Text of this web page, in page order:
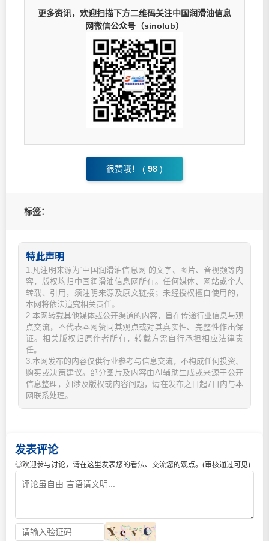
更多资讯，欢迎扫描下方二维码关注中国润滑油信息
网微信公众号（sinolub）
很赞哦！ ( 98 )
标签：
特此声明
1.凡注明来源为“中国润滑油信息网”的文字、图片、音视频等内
容，版权均归中国润滑油信息网所有。任何媒体、网站或个人
转载、引用，须注明来源及原文链接；未经授权擅自使用的，
本网将依法追究相关责任。
2.本网转载其他媒体或公开渠道的内容，旨在传递行业信息与观
点交流，不代表本网赞同其观点或对其真实性、完整性作出保
证。相关版权归原作者所有，转载方需自行承担相应法律责
任。
3.本网发布的内容仅供行业参考与信息交流，不构成任何投资、
购买或决策建议。部分图片及内容由AI辅助生成或来源于公开
信息整理，如涉及版权或内容问题，请在发布之日起7日内与本
网联系处理。
发表评论
◎欢迎参与讨论，请在这里发表您的看法、交流您的观点。(审核通过可见)